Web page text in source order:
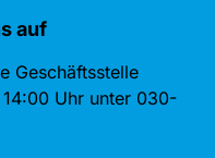
auf
Geschäftsstelle
Uhr unter 030-